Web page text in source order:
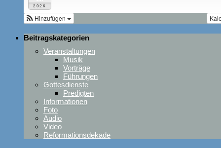
2026
Hinzufügen
Beitragskategorien
Veranstaltungen
Musik
Vorträge
Führungen
Gottesdienste
Predigten
Informationen
Foto
Audio
Video
Reformationsdekade